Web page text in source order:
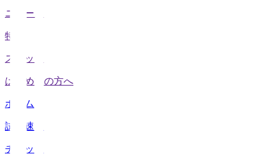
ニュース
特集
スタッツ
はじめての方へ
ホーム
試合速報
チケット